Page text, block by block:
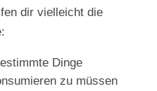
dir vielleicht die
Dinge
zu müssen